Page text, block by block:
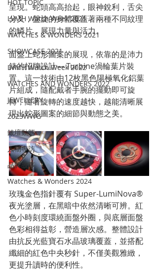
HOT TOPIC
LVMH Watch Week 2021
WATCHES & WONDERS 2021
SHOWCASE 2021
LVMH Watch Week 2022
WATCHES AND WONDERS 2022
JEWELLERY
2023WWG
錶壇動態
人物專訪
品牌故事
Watches & Wonders 2024
呈現。蛇頭高高抬起，眼神銳利，舌尖
分叉，盤旋的身體覆蓋著兩種不同紋理
的鱗片，展現力量與活力。
面盤上蛇形圖案的展現，依靠的是沛力
錶的招牌設計— Turbine渦輪葉片裝
置。這一技術由12枚黑色陽極氧化鋁葉
片組成，隨配戴者手腕的擺動即可旋
轉，隨著旋轉的速度越快，越能清晰展
現出蛇形圖案的細節與動態之美。
玫瑰金色指針覆有 Super-LumiNova®
夜光塗層，在黑暗中依然清晰可辨。紅
色小時刻度環繞面盤外圈，與底層面盤
色彩相得益彰，營造層次感。整體設計
由抗反光藍寶石水晶玻璃覆蓋，並搭配
纖細的紅色中央秒針，不僅美觀雅緻，
更提升讀時的便利性。